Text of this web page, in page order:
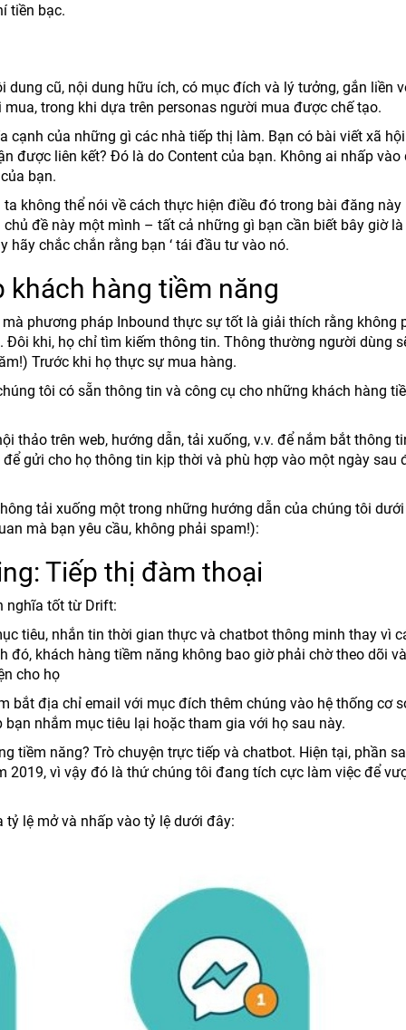
tiền bạc.
cũ, nội dung hữu ích, có mục đích và lý tưởng, gắn liền
trong khi dựa trên personas người mua được chế tạo.
cạnh của những gì các nhà tiếp thị làm. Bạn có bài viết xã
được liên kết? Đó là do Content của bạn. Không ai nhấp vào
bạn.
không thể nói về cách thực hiện điều đó trong bài đăng này
đề này một mình – tất cả những gì bạn cần biết bây giờ là
hãy chắc chắn rằng bạn ‘ tái đầu tư vào nó.
khách hàng tiềm năng
phương pháp Inbound thực sự tốt là giải thích rằng không
khi, họ chỉ tìm kiếm thông tin. Thông thường người dùng
Trước khi họ thực sự mua hàng.
tôi có sẵn thông tin và công cụ cho những khách hàng
thảo trên web, hướng dẫn, tải xuống, v.v. để nắm bắt thông
gửi cho họ thông tin kịp thời và phù hợp vào một ngày sau
tải xuống một trong những hướng dẫn của chúng tôi
mà bạn yêu cầu, không phải spam!):
Tiếp thị đàm thoại
nghĩa tốt từ Drift:
tiêu, nhắn tin thời gian thực và chatbot thông minh thay vì
khách hàng tiềm năng không bao giờ phải chờ theo dõi
cho họ
bắt địa chỉ email với mục đích thêm chúng vào hệ thống cơ
nhắm mục tiêu lại hoặc tham gia với họ sau này.
tiềm năng? Trò chuyện trực tiếp và chatbot. Hiện tại, phần
2019, vì vậy đó là thứ chúng tôi đang tích cực làm việc để
lệ mở và nhấp vào tỷ lệ dưới đây: